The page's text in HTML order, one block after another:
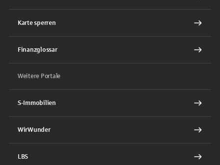
Karte sperren
Finanzglossar
Weitere Portale
S-Immobilien
WirWunder
LBS